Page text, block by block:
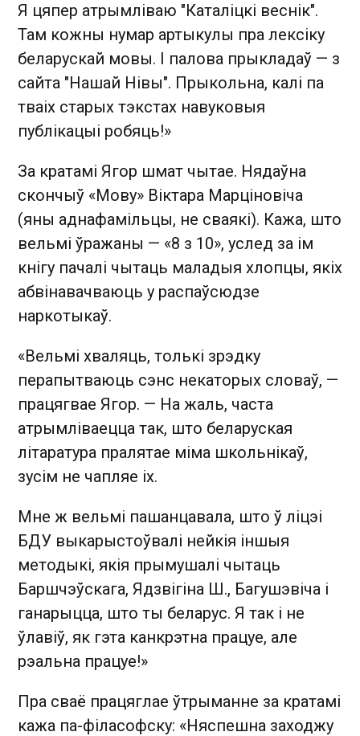
Я цяпер атрымліваю "Каталіцкі веснік".
Там кожны нумар артыкулы пра лексіку
беларускай мовы. І палова прыкладаў — з
сайта "Нашай Нівы". Прыкольна, калі па
тваіх старых тэкстах навуковыя
публікацыі робяць!»
За кратамі Ягор шмат чытае. Нядаўна
скончыў «Мову» Віктара Марціновіча
(яны аднафамільцы, не сваякі). Кажа, што
вельмі ўражаны — «8 з 10», услед за ім
кнігу пачалі чытаць маладыя хлопцы, якіх
абвінавачваюць у распаўсюдзе
наркотыкаў.
«Вельмі хваляць, толькі зрэдку
перапытваюць сэнс некаторых словаў, —
працягвае Ягор. — На жаль, часта
атрымліваецца так, што беларуская
літаратура пралятае міма школьнікаў,
зусім не чапляе іх.
Мне ж вельмі пашанцавала, што ў ліцэі
БДУ выкарыстоўвалі нейкія іншыя
методыкі, якія прымушалі чытаць
Баршчэўскага, Ядзвігіна Ш., Багушэвіча і
ганарыцца, што ты беларус. Я так і не
ўлавіў, як гэта канкрэтна працуе, але
рэальна працуе!»
Пра сваё працяглае ўтрыманне за кратамі
кажа па-філасофску: «Няспешна заходжу